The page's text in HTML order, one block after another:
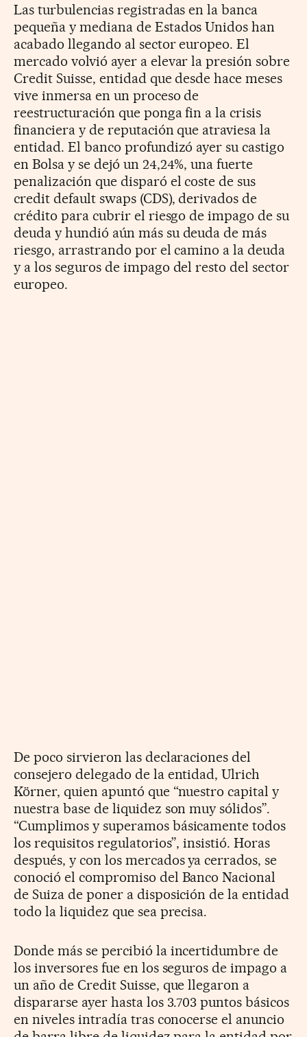
Las turbulencias registradas en la banca
pequeña y mediana de Estados Unidos han
acabado llegando al sector europeo. El
mercado volvió ayer a elevar la presión sobre
Credit Suisse, entidad que desde hace meses
vive inmersa en un proceso de
reestructuración que ponga fin a la crisis
financiera y de reputación que atraviesa la
entidad. El banco profundizó ayer su castigo
en Bolsa y se dejó un 24,24%, una fuerte
penalización que disparó el coste de sus
credit default swaps (CDS), derivados de
crédito para cubrir el riesgo de impago de su
deuda y hundió aún más su deuda de más
riesgo, arrastrando por el camino a la deuda
y a los seguros de impago del resto del sector
europeo.
De poco sirvieron las declaraciones del
consejero delegado de la entidad, Ulrich
Körner, quien apuntó que “nuestro capital y
nuestra base de liquidez son muy sólidos”.
“Cumplimos y superamos básicamente todos
los requisitos regulatorios”, insistió. Horas
después, y con los mercados ya cerrados, se
conoció el compromiso del Banco Nacional
de Suiza de poner a disposición de la entidad
todo la liquidez que sea precisa.
Donde más se percibió la incertidumbre de
los inversores fue en los seguros de impago a
un año de Credit Suisse, que llegaron a
dispararse ayer hasta los 3.703 puntos básicos
en niveles intradía tras conocerse el anuncio